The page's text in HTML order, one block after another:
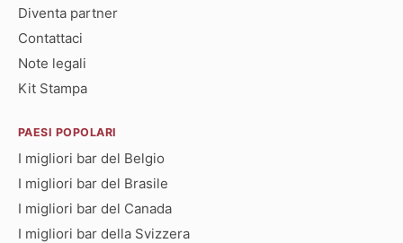
Diventa partner
Contattaci
Note legali
Kit Stampa
PAESI POPOLARI
I migliori bar del Belgio
I migliori bar del Brasile
I migliori bar del Canada
I migliori bar della Svizzera